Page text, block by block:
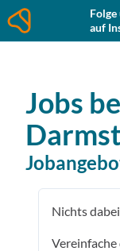
Folge
auf
Jobs
Nichts
Vereinfache